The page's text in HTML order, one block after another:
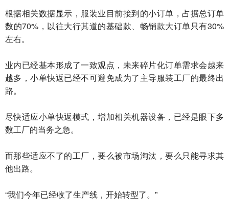
根据相关数据显示，服装业目前接到的小订单，占据总订单
数的70%，以往大行其道的基础款、畅销款大订单只有30%
左右。
业内已经基本形成了一致观点，未来碎片化订单需求会越来
越多，小单快返已经不可避免成为了主导服装工厂的最终出
路。
尽快适应小单快返模式，增加相关机器设备，已经是眼下多
数工厂的当务之急。
而那些适应不了的工厂，要么被市场淘汰，要么只能寻求其
他出路。
“我们今年已经收了生产线，开始转型了。”